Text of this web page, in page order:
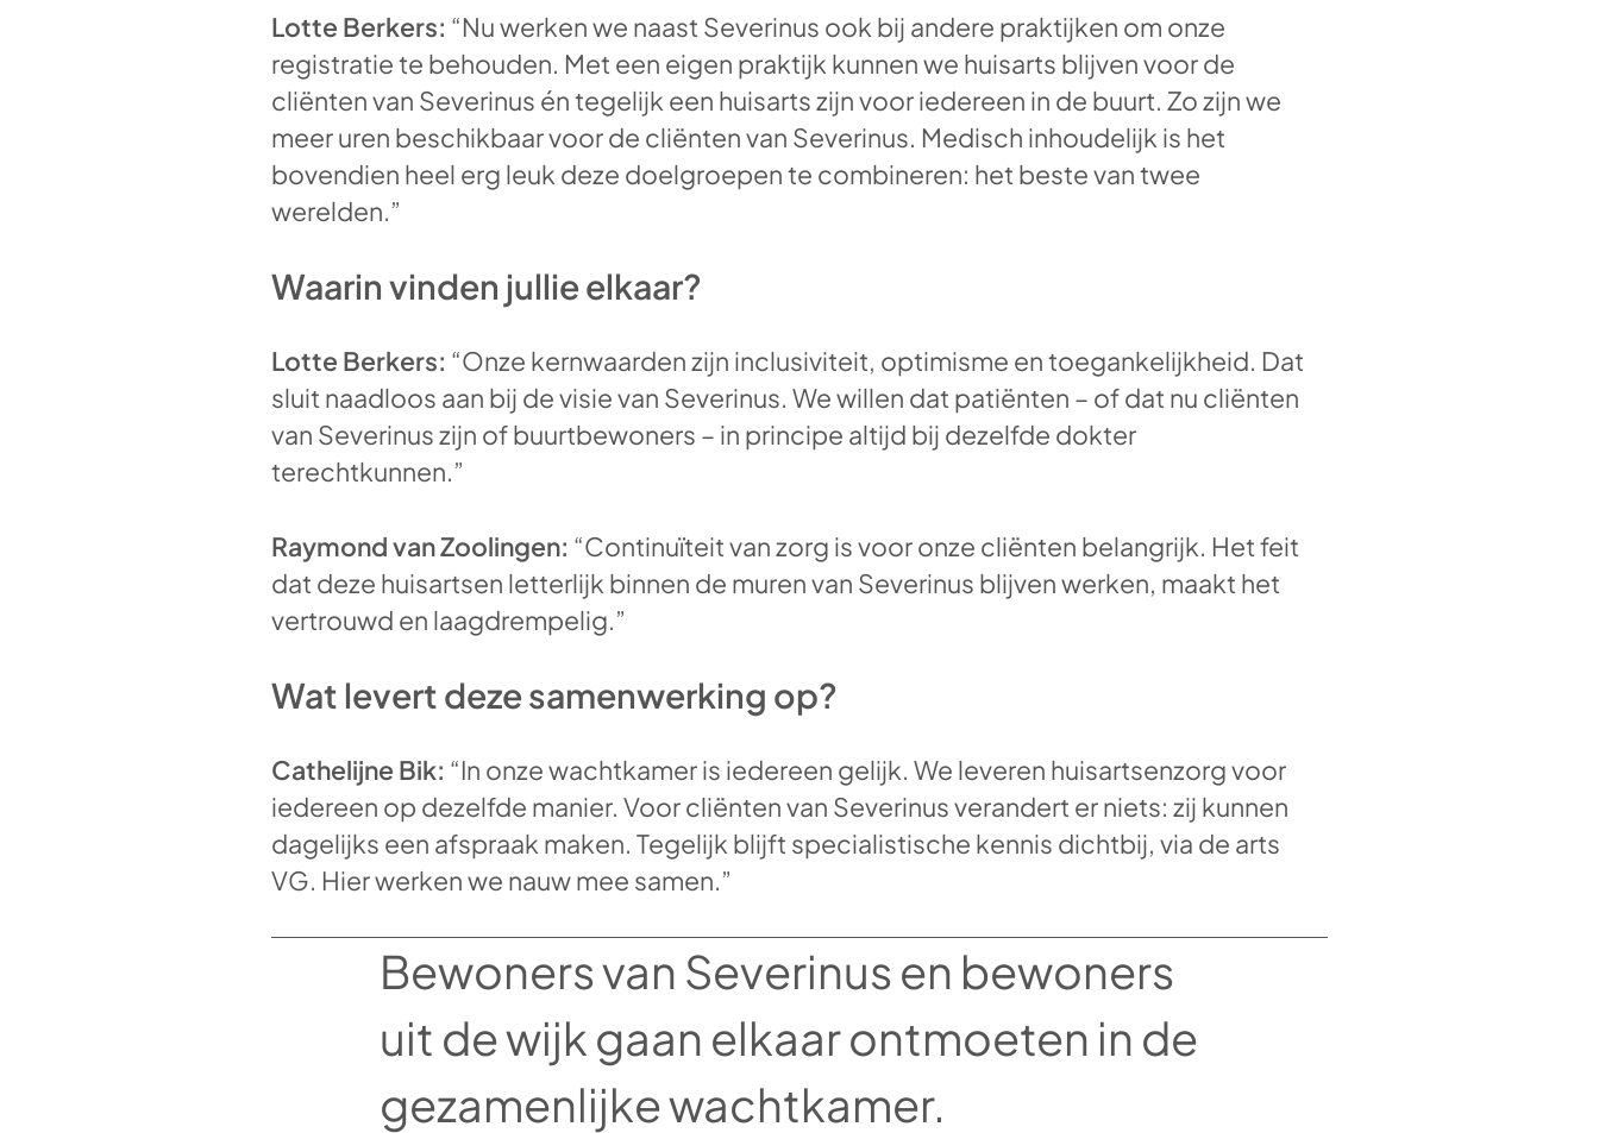
Lotte Berkers: “Nu werken we naast Severinus ook bij andere praktijken om onze
registratie te behouden. Met een eigen praktijk kunnen we huisarts blijven voor de
cliënten van Severinus én tegelijk een huisarts zijn voor iedereen in de buurt. Zo zijn we
meer uren beschikbaar voor de cliënten van Severinus. Medisch inhoudelijk is het
bovendien heel erg leuk deze doelgroepen te combineren: het beste van twee
werelden.”
Waarin vinden jullie elkaar?
Lotte Berkers: “Onze kernwaarden zijn inclusiviteit, optimisme en toegankelijkheid. Dat
sluit naadloos aan bij de visie van Severinus. We willen dat patiënten – of dat nu cliënten
van Severinus zijn of buurtbewoners – in principe altijd bij dezelfde dokter
terechtkunnen.”
Raymond van Zoolingen: “Continuïteit van zorg is voor onze cliënten belangrijk. Het feit
dat deze huisartsen letterlijk binnen de muren van Severinus blijven werken, maakt het
vertrouwd en laagdrempelig.”
Wat levert deze samenwerking op?
Cathelijne Bik: “In onze wachtkamer is iedereen gelijk. We leveren huisartsenzorg voor
iedereen op dezelfde manier. Voor cliënten van Severinus verandert er niets: zij kunnen
dagelijks een afspraak maken. Tegelijk blijft specialistische kennis dichtbij, via de arts
VG. Hier werken we nauw mee samen.”
Bewoners van Severinus en bewoners
uit de wijk gaan elkaar ontmoeten in de
gezamenlijke wachtkamer.